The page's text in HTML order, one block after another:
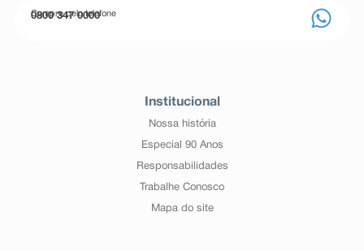
Compre pelo telefone
0800 347 0000
Institucional
Nossa história
Especial 90 Anos
Responsabilidades
Trabalhe Conosco
Mapa do site